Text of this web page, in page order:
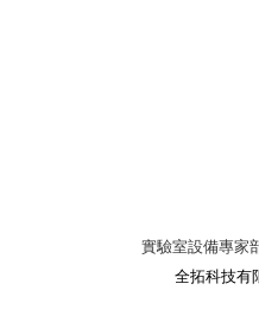
實驗室設備專家
全拓科技